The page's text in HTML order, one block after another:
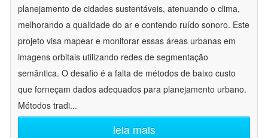
planejamento de cidades sustentáveis, atenuando o clima,
melhorando a qualidade do ar e contendo ruído sonoro. Este
projeto visa mapear e monitorar essas áreas urbanas em
imagens orbitais utilizando redes de segmentação
semântica. O desafio é a falta de métodos de baixo custo
que forneçam dados adequados para planejamento urbano.
Métodos tradi...
leia mais